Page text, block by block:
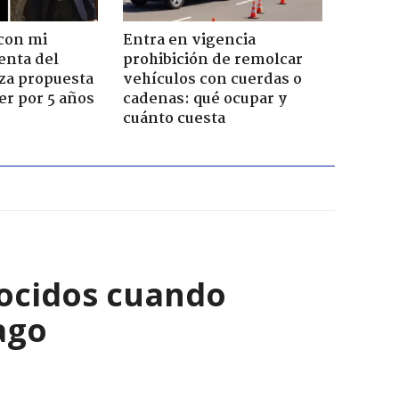
mi
del
propuesta
por 5 años
Entra en vigencia
prohibición de remolcar
vehículos con cuerdas o
cadenas: qué ocupar y
cuánto cuesta
cuando